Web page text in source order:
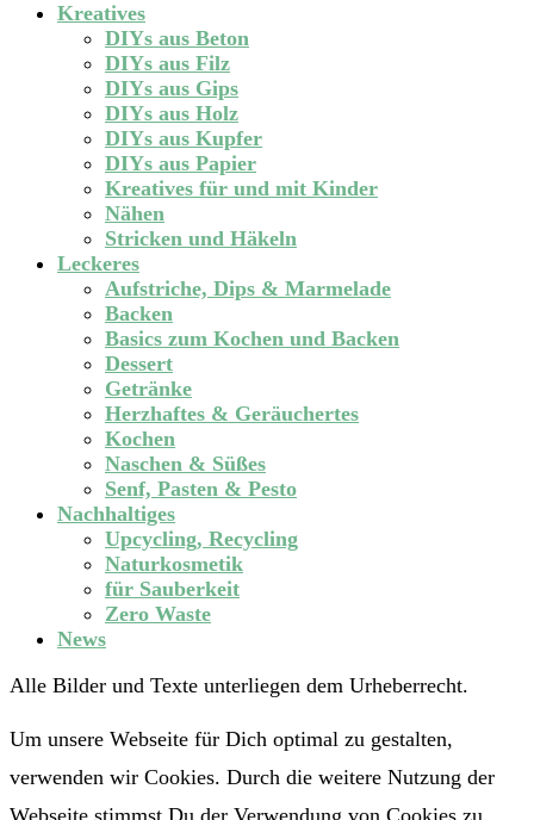
Kreatives
DIYs aus Beton
DIYs aus Filz
DIYs aus Gips
DIYs aus Holz
DIYs aus Kupfer
DIYs aus Papier
Kreatives für und mit Kinder
Nähen
Stricken und Häkeln
Leckeres
Aufstriche, Dips & Marmelade
Backen
Basics zum Kochen und Backen
Dessert
Getränke
Herzhaftes & Geräuchertes
Kochen
Naschen & Süßes
Senf, Pasten & Pesto
Nachhaltiges
Upcycling, Recycling
Naturkosmetik
für Sauberkeit
Zero Waste
News
Alle Bilder und Texte unterliegen dem Urheberrecht.
Um unsere Webseite für Dich optimal zu gestalten,
verwenden wir Cookies. Durch die weitere Nutzung der